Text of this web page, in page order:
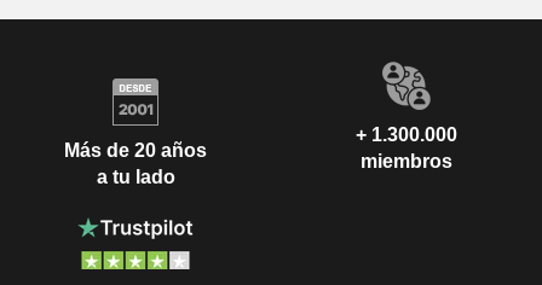
Más de 20 años
a tu lado
+ 1.300.000
miembros